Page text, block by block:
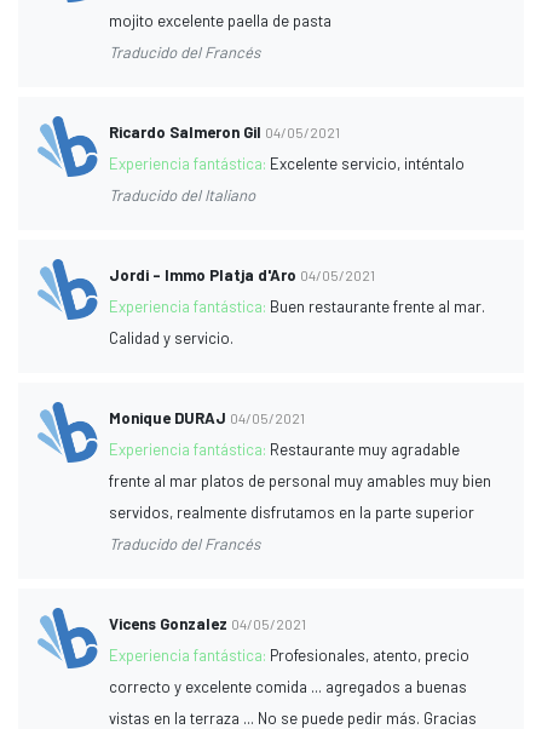
mojito excelente paella de pasta
Traducido del Francés
Ricardo Salmeron Gil 04/05/2021
Experiencia fantástica: Excelente servicio, inténtalo
Traducido del Italiano
Jordi - Immo Platja d'Aro 04/05/2021
Experiencia fantástica: Buen restaurante frente al mar.
Calidad y servicio.
Monique DURAJ 04/05/2021
Experiencia fantástica: Restaurante muy agradable
frente al mar platos de personal muy amables muy bien
servidos, realmente disfrutamos en la parte superior
Traducido del Francés
Vicens Gonzalez 04/05/2021
Experiencia fantástica: Profesionales, atento, precio
correcto y excelente comida ... agregados a buenas
vistas en la terraza ... No se puede pedir más. Gracias